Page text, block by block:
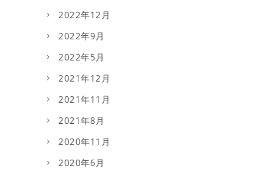
2022年12月
2022年9月
2022年5月
2021年12月
2021年11月
2021年8月
2020年11月
2020年6月